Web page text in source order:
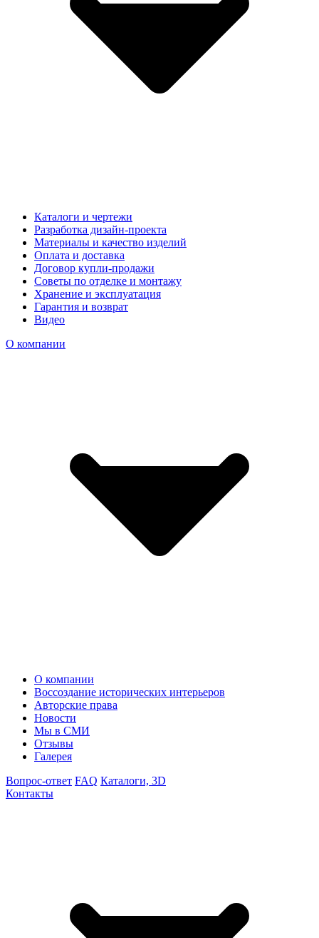
Каталоги и чертежи
Разработка дизайн-проекта
Материалы и качество изделий
Оплата и доставка
Договор купли-продажи
Советы по отделке и монтажу
Хранение и эксплуатация
Гарантия и возврат
Видео
О компании
О компании
Воссоздание исторических интерьеров
Авторские права
Новости
Мы в СМИ
Отзывы
Галерея
Вопрос-ответ FAQ Каталоги, 3D
Контакты